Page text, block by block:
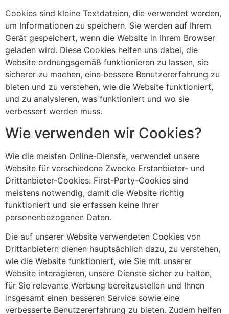
Cookies sind kleine Textdateien, die verwendet werden,
um Informationen zu speichern. Sie werden auf Ihrem
Gerät gespeichert, wenn die Website in Ihrem Browser
geladen wird. Diese Cookies helfen uns dabei, die
Website ordnungsgemäß funktionieren zu lassen, sie
sicherer zu machen, eine bessere Benutzererfahrung zu
bieten und zu verstehen, wie die Website funktioniert,
und zu analysieren, was funktioniert und wo sie
verbessert werden muss.
Wie verwenden wir Cookies?
Wie die meisten Online-Dienste, verwendet unsere
Website für verschiedene Zwecke Erstanbieter- und
Drittanbieter-Cookies. First-Party-Cookies sind
meistens notwendig, damit die Website richtig
funktioniert und sie erfassen keine Ihrer
personenbezogenen Daten.
Die auf unserer Website verwendeten Cookies von
Drittanbietern dienen hauptsächlich dazu, zu verstehen,
wie die Website funktioniert, wie Sie mit unserer
Website interagieren, unsere Dienste sicher zu halten,
für Sie relevante Werbung bereitzustellen und Ihnen
insgesamt einen besseren Service sowie eine
verbesserte Benutzererfahrung zu bieten. Zudem helfen